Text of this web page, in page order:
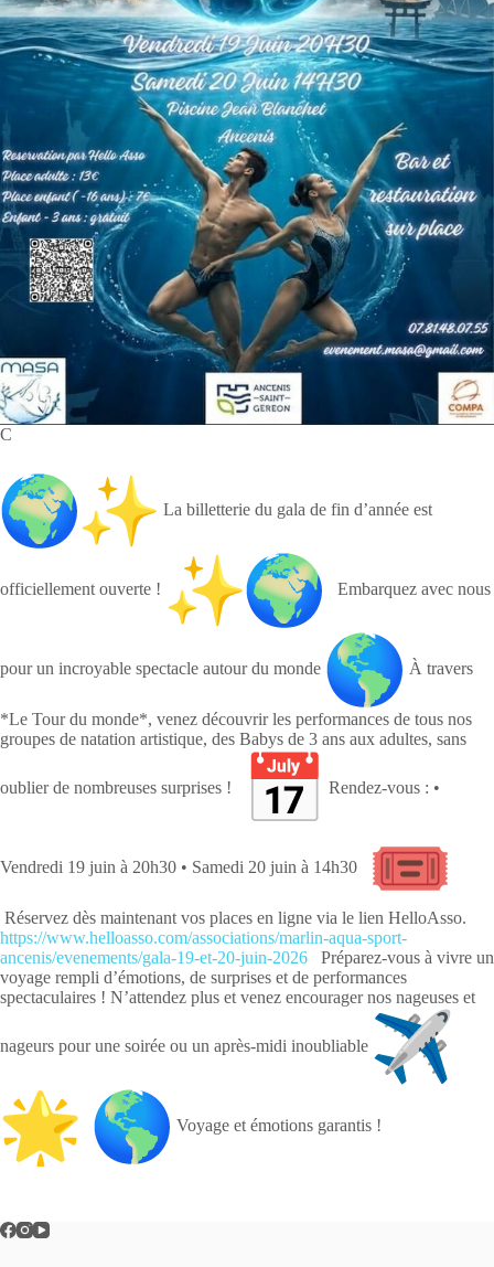
C
La billetterie du gala de fin d’année est
officiellement ouverte ! Embarquez avec nous
pour un incroyable spectacle autour du monde À travers
*Le Tour du monde*, venez découvrir les performances de tous nos
groupes de natation artistique, des Babys de 3 ans aux adultes, sans
oublier de nombreuses surprises ! Rendez-vous : •
Vendredi 19 juin à 20h30 • Samedi 20 juin à 14h30
Réservez dès maintenant vos places en ligne via le lien HelloAsso.
https://www.helloasso.com/associations/marlin-aqua-sport-
ancenis/evenements/gala-19-et-20-juin-2026 Préparez-vous à vivre un
voyage rempli d’émotions, de surprises et de performances
spectaculaires ! N’attendez plus et venez encourager nos nageuses et
nageurs pour une soirée ou un après-midi inoubliable
Voyage et émotions garantis !